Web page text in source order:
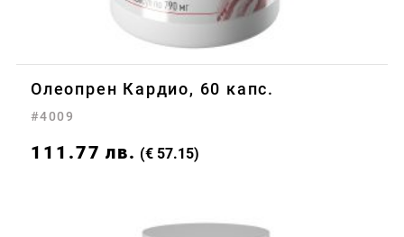
Олеопрен Кардио, 60 капс.
#4009
111.77 лв. (€ 57.15)